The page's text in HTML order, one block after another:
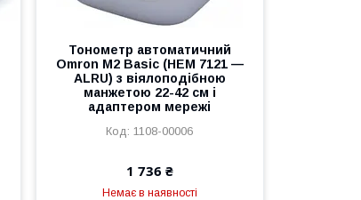
Тонометр автоматичний
Omron M2 Basic (HEM 7121 —
ALRU) з віялоподібною
манжетою 22-42 см і
адаптером мережі
1108-00006
1 736 ₴
Немає в наявності